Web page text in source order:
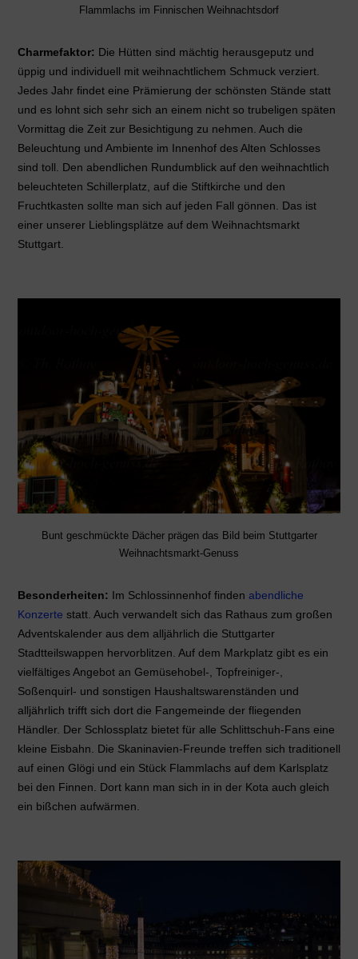
Flammlachs im Finnischen Weihnachtsdorf
Charmefaktor: Die Hütten sind mächtig herausgeputz und
üppig und individuell mit weihnachtlichem Schmuck verziert.
Jedes Jahr findet eine Prämierung der schönsten Stände statt
und es lohnt sich sehr sich an einem nicht so trubeligen späten
Vormittag die Zeit zur Besichtigung zu nehmen. Auch die
Beleuchtung und Ambiente im Innenhof des Alten Schlosses
sind toll. Den abendlichen Rundumblick auf den weihnachtlich
beleuchteten Schillerplatz, auf die Stiftkirche und den
Fruchtkasten sollte man sich auf jeden Fall gönnen. Das ist
einer unserer Lieblingsplätze auf dem Weihnachtsmarkt
Stuttgart.
Bunt geschmückte Dächer prägen das Bild beim Stuttgarter
Weihnachtsmarkt-Genuss
Besonderheiten: Im Schlossinnenhof finden abendliche
Konzerte statt. Auch verwandelt sich das Rathaus zum großen
Adventskalender aus dem alljährlich die Stuttgarter
Stadtteilswappen hervorblitzen. Auf dem Markplatz gibt es ein
vielfältiges Angebot an Gemüsehobel-, Topfreiniger-,
Soßenquirl- und sonstigen Haushaltswarenständen und
alljährlich trifft sich dort die Fangemeinde der fliegenden
Händler. Der Schlossplatz bietet für alle Schlittschuh-Fans eine
kleine Eisbahn. Die Skaninavien-Freunde treffen sich traditionell
auf einen Glögi und ein Stück Flammlachs auf dem Karlsplatz
bei den Finnen. Dort kann man sich in in der Kota auch gleich
ein bißchen aufwärmen.